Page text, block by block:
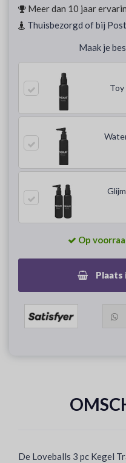
Meer dan 10 jaar
Thuisbezorgd of bij
Maak je
Toy
Op
Plaats
De Loveballs 3 pc Kegel